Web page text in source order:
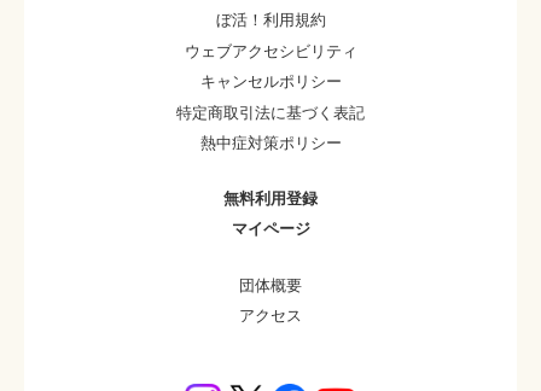
ぼ活！利用規約
ウェブアクセシビリティ
キャンセルポリシー
特定商取引法に基づく表記
熱中症対策ポリシー
無料利用登録
マイページ
団体概要
アクセス